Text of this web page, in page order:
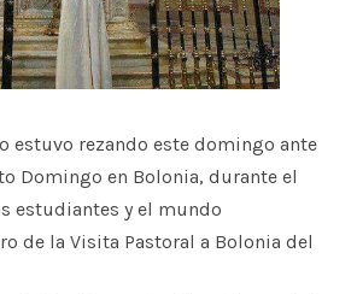
estuvo rezando este domingo ante
Domingo en Bolonia, durante el
estudiantes y el mundo
de la Visita Pastoral a Bolonia del